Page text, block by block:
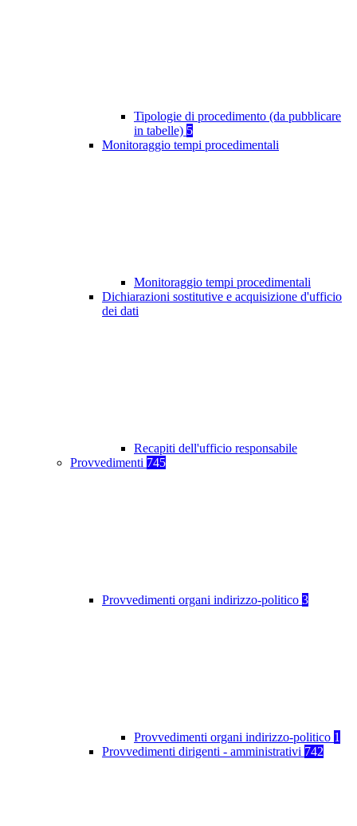
Tipologie di procedimento (da pubblicare
in tabelle) 5
Monitoraggio tempi procedimentali
Monitoraggio tempi procedimentali
Dichiarazioni sostitutive e acquisizione d'ufficio
dei dati
Recapiti dell'ufficio responsabile
Provvedimenti 745
Provvedimenti organi indirizzo-politico 3
Provvedimenti organi indirizzo-politico 1
Provvedimenti dirigenti - amministrativi 742